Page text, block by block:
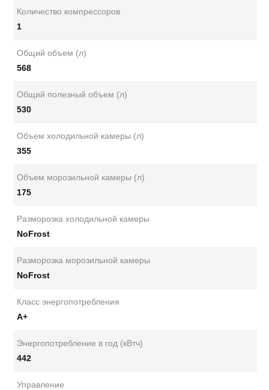
Количество компрессоров
1
Общий объем (л)
568
Общий полезный объем (л)
530
Объем холодильной камеры (л)
355
Объем морозильной камеры (л)
175
Разморозка холодильной камеры
NoFrost
Разморозка морозильной камеры
NoFrost
Класс энергопотребления
А+
Энергопотребление в год (кВтч)
442
Управление